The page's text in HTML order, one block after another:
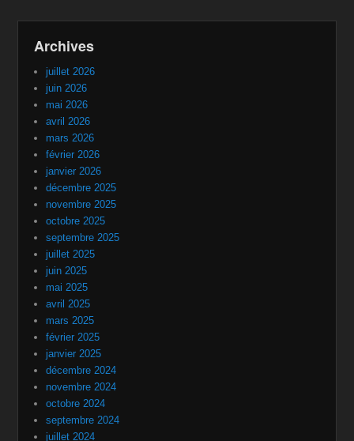
Archives
juillet 2026
juin 2026
mai 2026
avril 2026
mars 2026
février 2026
janvier 2026
décembre 2025
novembre 2025
octobre 2025
septembre 2025
juillet 2025
juin 2025
mai 2025
avril 2025
mars 2025
février 2025
janvier 2025
décembre 2024
novembre 2024
octobre 2024
septembre 2024
juillet 2024